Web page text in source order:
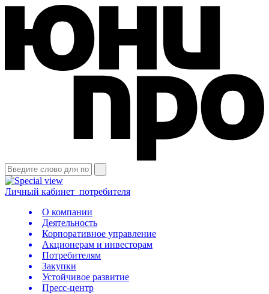
Личный кабинет потребителя
О компании
Деятельность
Корпоративное управление
Акционерам и инвесторам
Потребителям
Закупки
Устойчивое развитие
Пресс-центр